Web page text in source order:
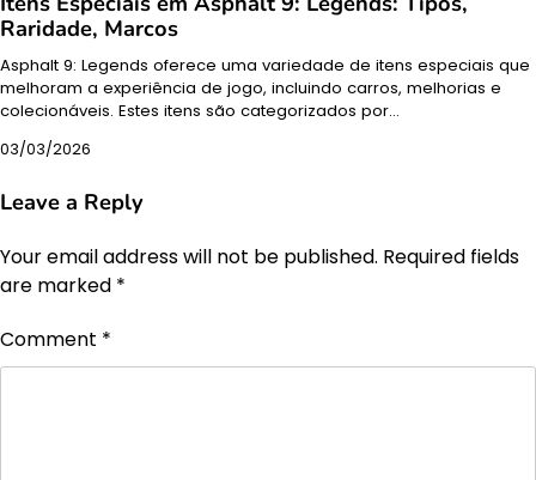
Raridade, Marcos
Asphalt 9: Legends oferece uma variedade de itens especiais que
melhoram a experiência de jogo, incluindo carros, melhorias e
colecionáveis. Estes itens são categorizados por…
03/03/2026
Leave a Reply
Your email address will not be published. Required fields
are marked *
Comment *